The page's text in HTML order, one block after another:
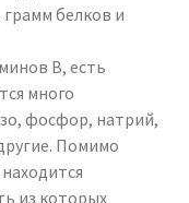
белков и
В, есть
много
фосфор, натрий,
Помимо
из которых